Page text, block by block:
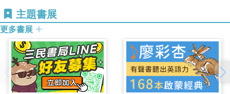
actresses and former wives; the dynamics of power,
misogyny, and miscegenation in his films; and auteur
"apologism," among others. The selections delineate these
complex contours of Kubrick's work by drawing on
archival sources, engaging in close readings of specific
films, and exploring Kubrick through unorthodox venture
points.
主題書展
更多書展